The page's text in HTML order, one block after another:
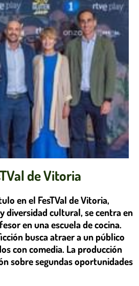
de Vitoria
en el FesTVal de Vitoria,
diversidad cultural, se centra en
en una escuela de cocina.
busca atraer a un público
con comedia. La producción
sobre segundas oportunidades